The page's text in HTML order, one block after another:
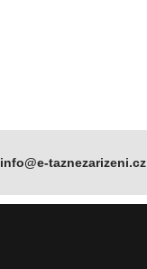
info@e-taznezarizeni.cz